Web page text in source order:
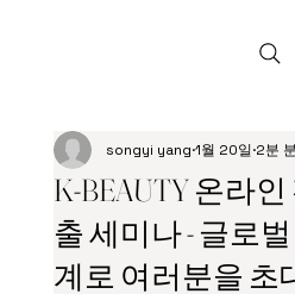
K-BEAUTY 온라
출 세미나 - 글로
계로 여러분을 초
songyi yang 1월 20일 2분